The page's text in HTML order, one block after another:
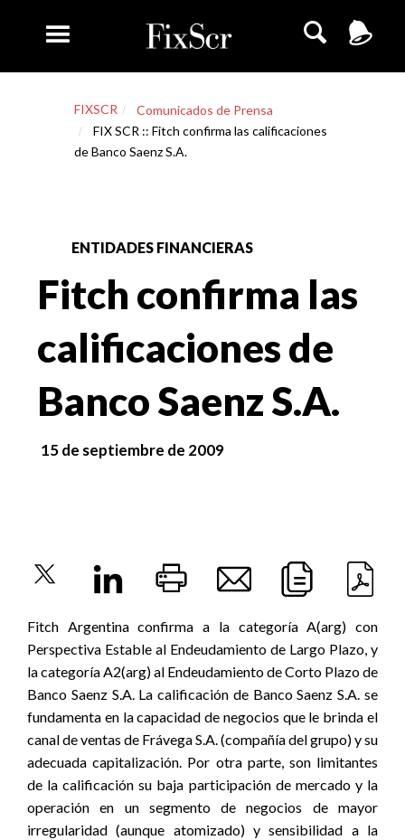
FIXSCR
Comunicados de Prensa
FIX SCR :: Fitch confirma las calificaciones
de Banco Saenz S.A.
ENTIDADES FINANCIERAS
Fitch confirma las
calificaciones de
Banco Saenz S.A.
15 de septiembre de 2009
Fitch Argentina confirma a la categoría A(arg) con
Perspectiva Estable al Endeudamiento de Largo Plazo, y
la categoría A2(arg) al Endeudamiento de Corto Plazo de
Banco Saenz S.A. La calificación de Banco Saenz S.A. se
fundamenta en la capacidad de negocios que le brinda el
canal de ventas de Frávega S.A. (compañía del grupo) y su
adecuada capitalización. Por otra parte, son limitantes
de la calificación su baja participación de mercado y la
operación en un segmento de negocios de mayor
irregularidad (aunque atomizado) y sensibilidad a la